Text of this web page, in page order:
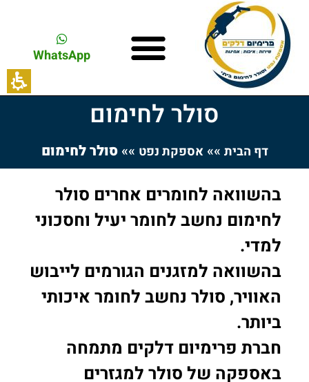
WhatsApp
סולר לחימום
דף הבית »»אספקת נפט »»סולר לחימום
בהשוואה לחומרים אחרים סולר
לחימום נחשב לחומר יעיל וחסכוני
למדי.
בהשוואה למזגנים הגורמים לייבוש
האוויר, סולר נחשב לחומר איכותי
ביותר.
חברת פרימיום דלקים מתמחה
באספקה של סולר למגזרים